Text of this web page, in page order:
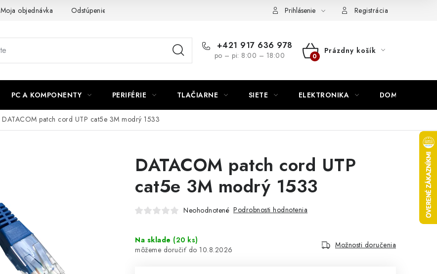
Moja objednávka Odstúpenie od zmluvy Napíšte námPrihlásenie Registrácia
+421 917 636 978
po – pi: 8:00 – 18:00
NÁKUPNÝ
Prázdny košík
PC A KOMPONENTY PERIFÉRIE TLAČIARNE SIETE ELEKTRONIKA DOMÁCNOSŤ
DATACOM patch cord UTP cat5e 3M modrý 1533
DATACOM patch cord UTP
cat5e 3M modrý 1533
Neohodnotené Podrobnosti hodnotenia
Na sklade (20 ks)
10.8.2026
Možnosti doručenia